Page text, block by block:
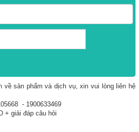
sản phẩm và dịch vụ, xin vui lòng liên hệ
- 1900633469
+ giải đáp câu hỏi